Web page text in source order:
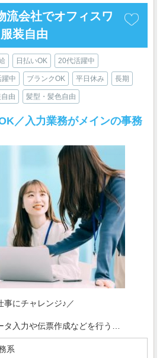
流会社でオフィスワ
装自由
日払いOK 20代活躍中
中 ブランクOK 平日休み 長期
由 髪型・髪色自由
／入力業務がメインの事務
事にチャレンジ♪／
入力や伝票作成などを行う
す＊
系